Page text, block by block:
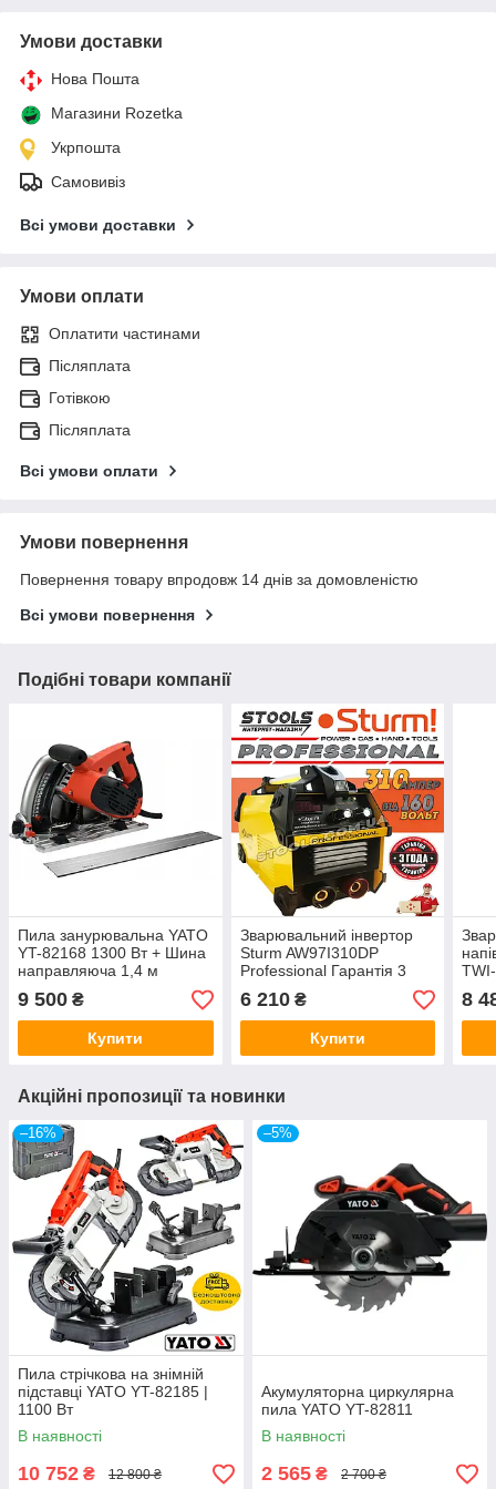
Умови доставки
Нова Пошта
Магазини Rozetka
Укрпошта
Самовивіз
Всі умови доставки
Умови оплати
Оплатити частинами
Післяплата
Готівкою
Післяплата
Всі умови оплати
Умови повернення
Повернення товару впродовж 14 днів за домовленістю
Всі умови повернення
Подібні товари компанії
Пила занурювальна YATO
YT-82168 1300 Вт + Шина
направляюча 1,4 м
9 500 ₴
Купити
Зварювальний інвертор
Sturm AW97I310DP
Professional Гарантія 3
роки !
6 210₴
Купити
роки
8
Акційні пропозиції та новинки
–16%
Пила стрічкова на знімній
підставці YATO YT-82185 |
1100 Вт
В наявності
10 752 ₴ 12 800 ₴
–5%
Акумуляторна циркулярна
пила YATO YT-82811
В наявності
2 565 ₴ 2 700 ₴